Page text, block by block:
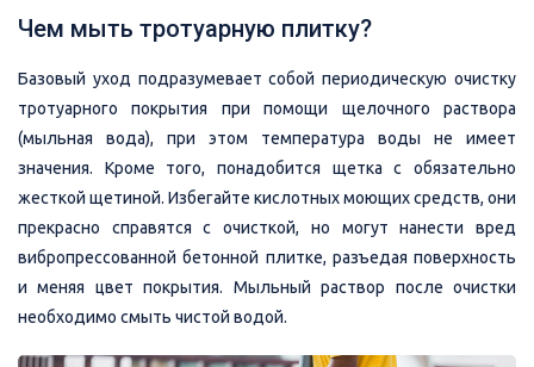
Чем мыть тротуарную плитку?
Базовый уход подразумевает собой периодическую очистку
тротуарного покрытия при помощи щелочного раствора
(мыльная вода), при этом температура воды не имеет
значения. Кроме того, понадобится щетка с обязательно
жесткой щетиной. Избегайте кислотных моющих средств, они
прекрасно справятся с очисткой, но могут нанести вред
вибропрессованной бетонной плитке, разъедая поверхность
и меняя цвет покрытия. Мыльный раствор после очистки
необходимо смыть чистой водой.